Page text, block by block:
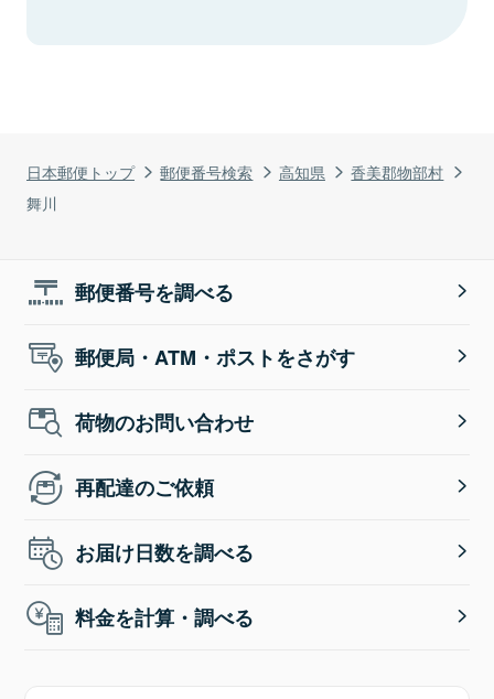
日本郵便トップ 郵便番号検索 高知県
香美郡物部村
舞川
郵便番号を調べる
郵便局・ATM・ポストをさがす
荷物のお問い合わせ
再配達のご依頼
お届け日数を調べる
料金を計算・調べる